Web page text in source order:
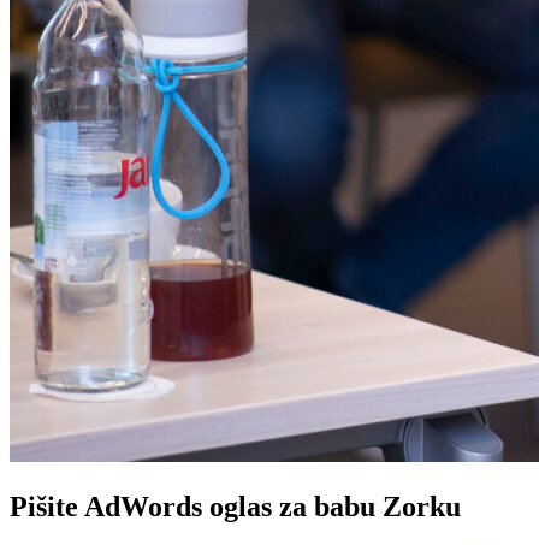
Pišite AdWords oglas za babu Zorku